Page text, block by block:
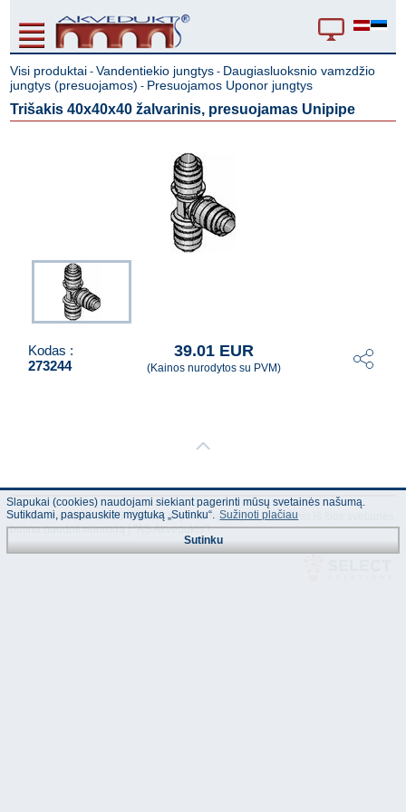
Visi produktai -Vandentiekio jungtys - Daugiasluoksnio vamzdžio
jungtys (presuojamos) - Presuojamos Uponor jungtys
Trišakis 40x40x40 žalvarinis, presuojamas Unipipe
Kodas :
273244
39.01 EUR
(Kainos nurodytos su PVM)
© "AS Akvedukts" 2026. Dalinai ar pilnai naudojant duomenis iš šios svetainės
būtina naudoti nuorodą Į "AS Akvedukts"!
Slapukai (cookies) naudojami siekiant pagerinti mūsų svetainės našumą.
Sutikdami, paspauskite mygtuką „Sutinku“. Sužinoti plačiau
Sutinku